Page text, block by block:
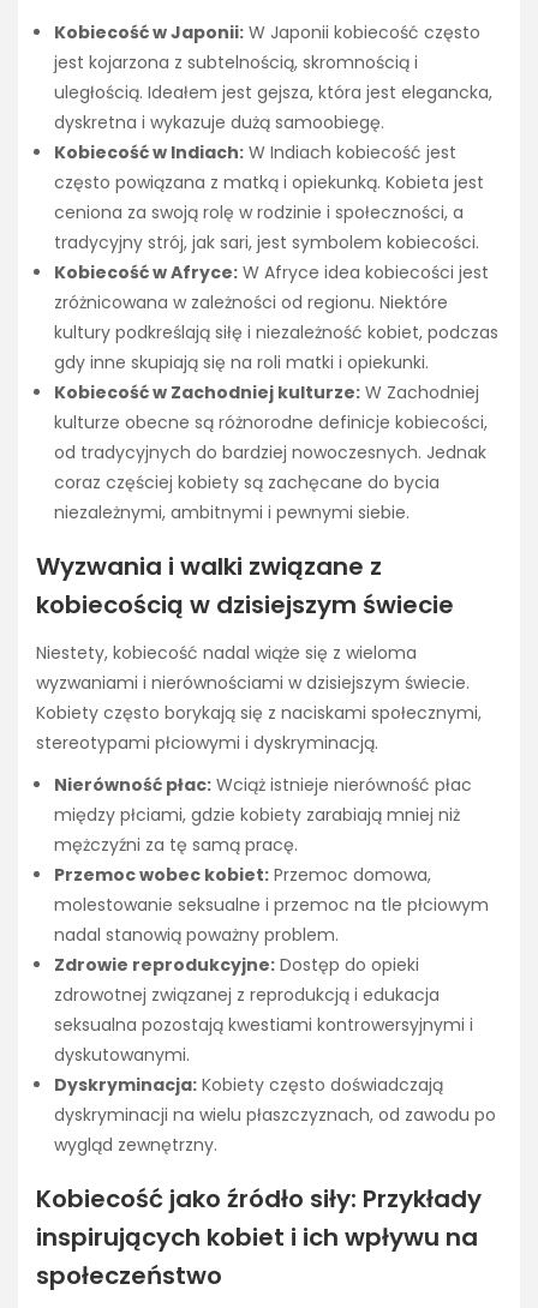
Kobiecość w Japonii: W Japonii kobiecość często
jest kojarzona z subtelnością, skromnością i
uległością. Ideałem jest gejsza, która jest elegancka,
dyskretna i wykazuje dużą samoobiegę.
Kobiecość w Indiach: W Indiach kobiecość jest
często powiązana z matką i opiekunką. Kobieta jest
ceniona za swoją rolę w rodzinie i społeczności, a
tradycyjny strój, jak sari, jest symbolem kobiecości.
Kobiecość w Afryce: W Afryce idea kobiecości jest
zróżnicowana w zależności od regionu. Niektóre
kultury podkreślają siłę i niezależność kobiet, podczas
gdy inne skupiają się na roli matki i opiekunki.
Kobiecość w Zachodniej kulturze: W Zachodniej
kulturze obecne są różnorodne definicje kobiecości,
od tradycyjnych do bardziej nowoczesnych. Jednak
coraz częściej kobiety są zachęcane do bycia
niezależnymi, ambitnymi i pewnymi siebie.
Wyzwania i walki związane z
kobiecością w dzisiejszym świecie
Niestety, kobiecość nadal wiąże się z wieloma
wyzwaniami i nierównościami w dzisiejszym świecie.
Kobiety często borykają się z naciskami społecznymi,
stereotypami płciowymi i dyskryminacją.
Nierówność płac: Wciąż istnieje nierówność płac
między płciami, gdzie kobiety zarabiają mniej niż
mężczyźni za tę samą pracę.
Przemoc wobec kobiet: Przemoc domowa,
molestowanie seksualne i przemoc na tle płciowym
nadal stanowią poważny problem.
Zdrowie reprodukcyjne: Dostęp do opieki
zdrowotnej związanej z reprodukcją i edukacja
seksualna pozostają kwestiami kontrowersyjnymi i
dyskutowanymi.
Dyskryminacja: Kobiety często doświadczają
dyskryminacji na wielu płaszczyznach, od zawodu po
wygląd zewnętrzny.
Kobiecość jako źródło siły: Przykłady
inspirujących kobiet i ich wpływu na
społeczeństwo